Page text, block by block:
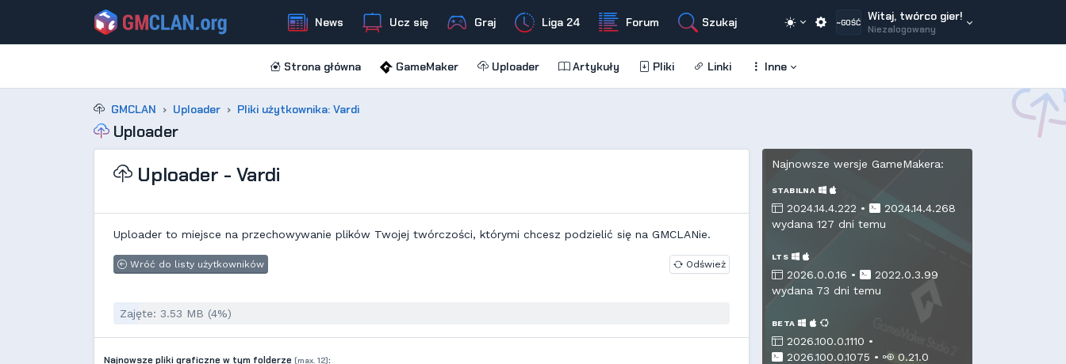
~GOŚĆ Witaj, twórco gier!
Niezalogowany
News Ucz się Graj Liga 24 Forum Szukaj
Strona główna GameMaker Uploader Artykuły Pliki Linki Inne
GMCLAN Uploader Pliki użytkownika: Vardi
Uploader
Uploader - Vardi
Uploader to miejsce na przechowywanie plików Twojej twórczości, którymi chcesz podzielić się na GMCLANie.
Wróć do listy użytkowników Odśwież
Zajęte: 3.53 MB (4%)
Najnowsze pliki graficzne w tym folderze (max. 12):
Najnowsze wersje GameMakera:
STABILNA
2024.14.4.222 •
2024.14.4.268
wydana 127 dni temu
LTS
2026.0.0.16 •
2022.0.3.99
wydana 73 dni temu
BETA
2026.100.0.1110 •
2026.100.0.1075 •
0.21.0